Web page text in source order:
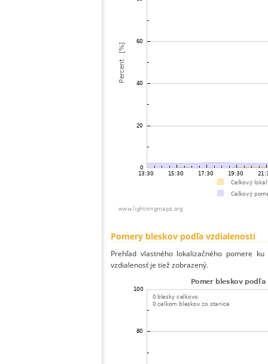
Pomery bleskov podľa vzdialenosti
Prehľad vlastného lokalizačného pomere
vzdialenosť je tiež zobrazený.